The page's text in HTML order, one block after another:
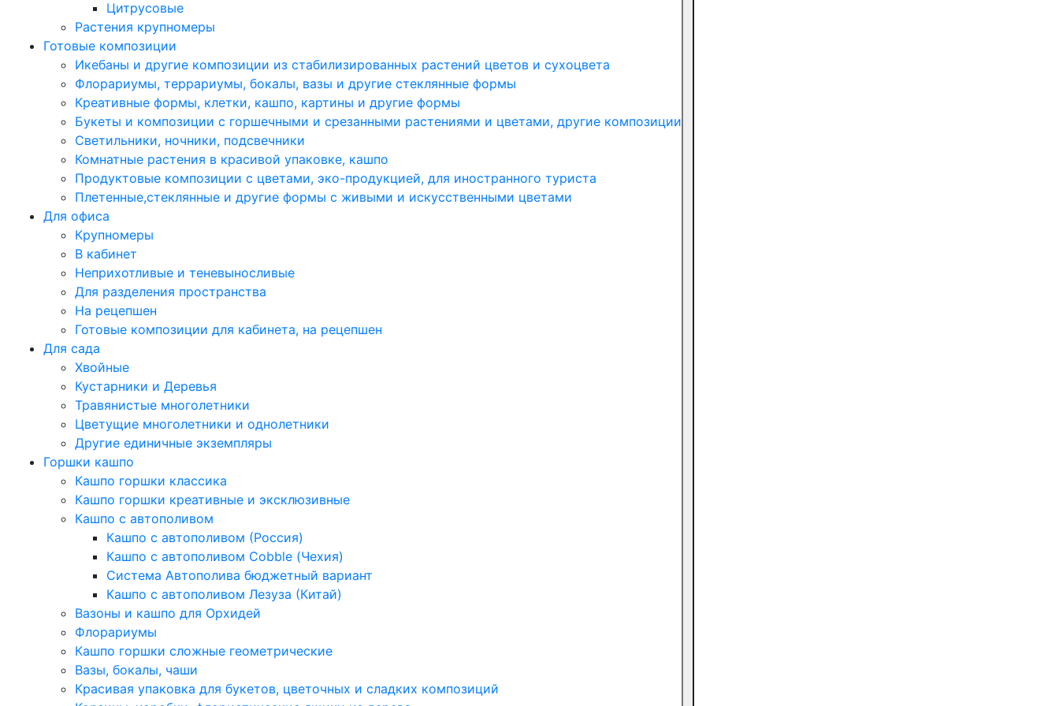
Цитрусовые
Растения крупномеры
Готовые композиции
Икебаны и другие композиции из стабилизированных растений цветов и сухоцвета
Флорариумы, террариумы, бокалы, вазы и другие стеклянные формы
Креативные формы, клетки, кашпо, картины и другие формы
Букеты и композиции с горшечными и срезанными растениями и цветами, другие композиции
Светильники, ночники, подсвечники
Комнатные растения в красивой упаковке, кашпо
Продуктовые композиции с цветами, эко-продукцией, для иностранного туриста
Плетенные,стеклянные и другие формы с живыми и искусственными цветами
Для офиса
Крупномеры
В кабинет
Неприхотливые и теневыносливые
Для разделения пространства
На рецепшен
Готовые композиции для кабинета, на рецепшен
Для сада
Хвойные
Кустарники и Деревья
Травянистые многолетники
Цветущие многолетники и однолетники
Другие единичные экземпляры
Горшки кашпо
Кашпо горшки классика
Кашпо горшки креативные и эксклюзивные
Кашпо с автополивом
Кашпо с автополивом (Россия)
Кашпо с автополивом Cobble (Чехия)
Система Автополива бюджетный вариант
Кашпо с автополивом Лезуза (Китай)
Вазоны и кашпо для Орхидей
Флорариумы
Кашпо горшки сложные геометрические
Вазы, бокалы, чаши
Красивая упаковка для букетов, цветочных и сладких композиций